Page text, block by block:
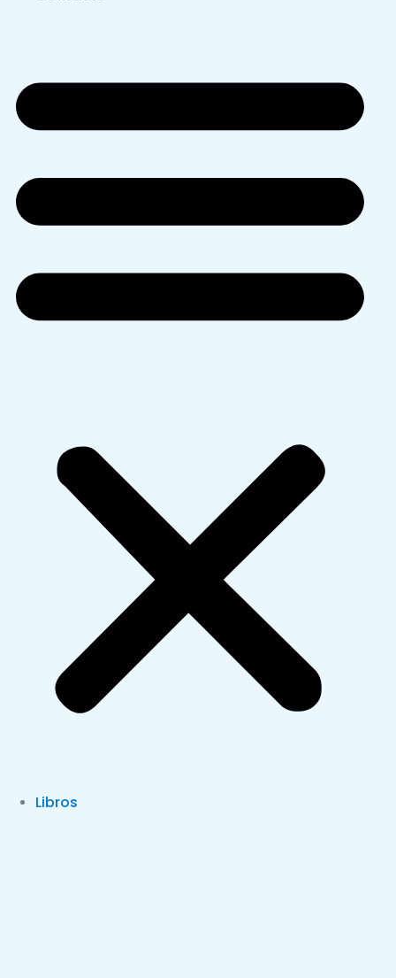
Libros